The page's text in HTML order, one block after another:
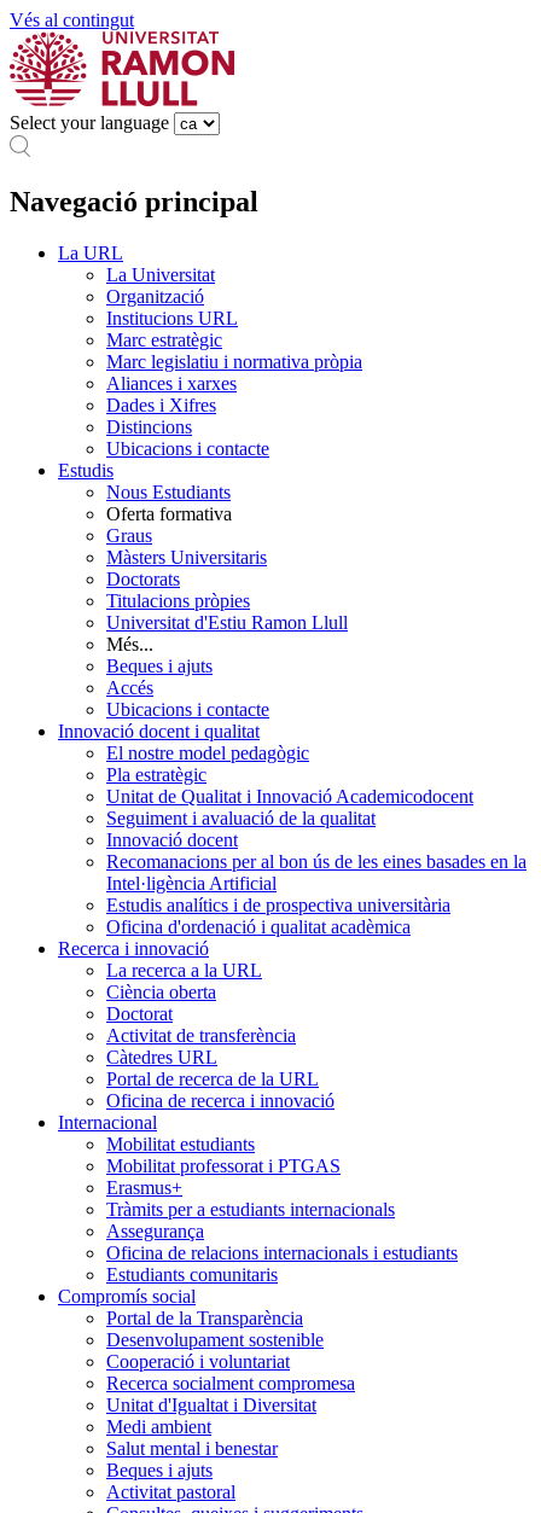
Vés al contingut
Select your language
Navegació principal
La URL
La Universitat
Organització
Institucions URL
Marc estratègic
Marc legislatiu i normativa pròpia
Aliances i xarxes
Dades i Xifres
Distincions
Ubicacions i contacte
Estudis
Nous Estudiants
Oferta formativa
Graus
Màsters Universitaris
Doctorats
Titulacions pròpies
Universitat d'Estiu Ramon Llull
Més...
Beques i ajuts
Accés
Ubicacions i contacte
Innovació docent i qualitat
El nostre model pedagògic
Pla estratègic
Unitat de Qualitat i Innovació Academicodocent
Seguiment i avaluació de la qualitat
Innovació docent
Recomanacions per al bon ús de les eines basades en la
Intel·ligència Artificial
Estudis analítics i de prospectiva universitària
Oficina d'ordenació i qualitat acadèmica
Recerca i innovació
La recerca a la URL
Ciència oberta
Doctorat
Activitat de transferència
Càtedres URL
Portal de recerca de la URL
Oficina de recerca i innovació
Internacional
Mobilitat estudiants
Mobilitat professorat i PTGAS
Erasmus+
Tràmits per a estudiants internacionals
Assegurança
Oficina de relacions internacionals i estudiants
Estudiants comunitaris
Compromís social
Portal de la Transparència
Desenvolupament sostenible
Cooperació i voluntariat
Recerca socialment compromesa
Unitat d'Igualtat i Diversitat
Medi ambient
Salut mental i benestar
Beques i ajuts
Activitat pastoral